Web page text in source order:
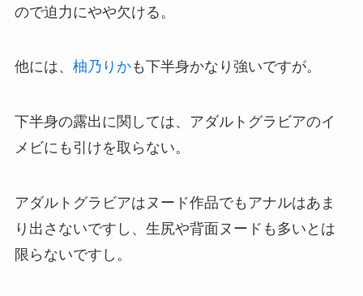
ので迫力にやや欠ける。
他には、 柚乃りかも下半身かなり強いですが。
下半身の露出に関しては、アダルトグラビアのイ
メビにも引けを取らない。
アダルトグラビアはヌード作品でもアナルはあま
り出さないですし、生尻や背面ヌードも多いとは
限らないですし。